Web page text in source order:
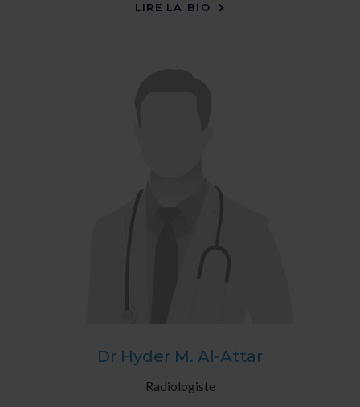
LIRE LA BIO
Dr Hyder M. Al-Attar
Radiologiste